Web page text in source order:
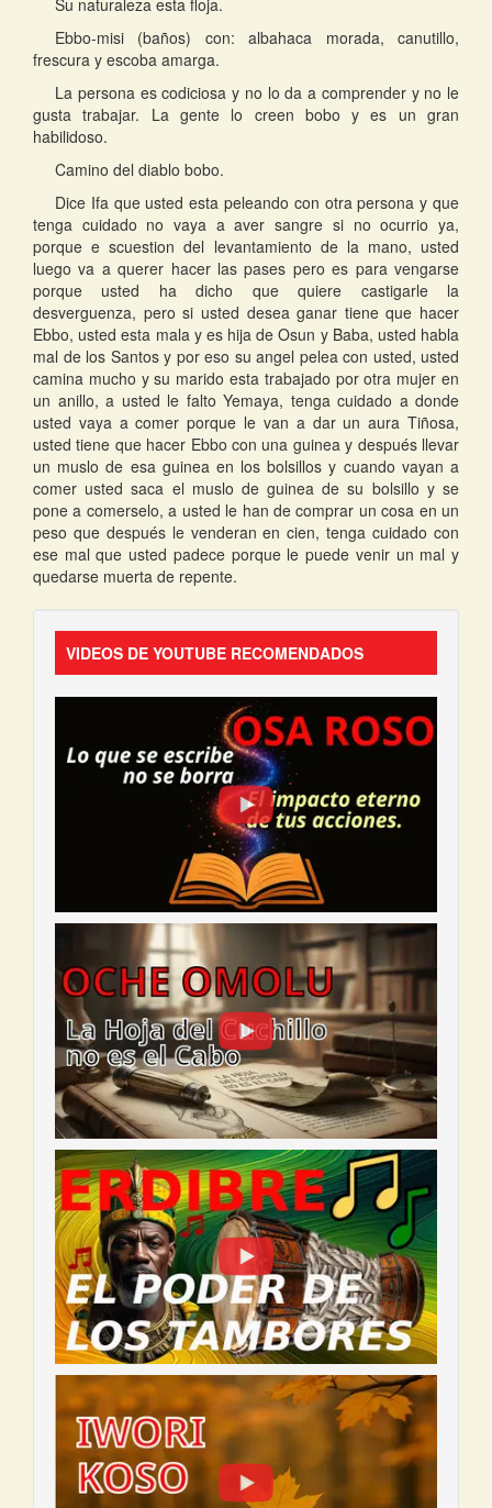
Su naturaleza esta floja.
Ebbo-misi (baños) con: albahaca morada, canutillo,
frescura y escoba amarga.
La persona es codiciosa y no lo da a comprender y no le
gusta trabajar. La gente lo creen bobo y es un gran
habilidoso.
Camino del diablo bobo.
Dice Ifa que usted esta peleando con otra persona y que
tenga cuidado no vaya a aver sangre si no ocurrio ya,
porque e scuestion del levantamiento de la mano, usted
luego va a querer hacer las pases pero es para vengarse
porque usted ha dicho que quiere castigarle la
desverguenza, pero si usted desea ganar tiene que hacer
Ebbo, usted esta mala y es hija de Osun y Baba, usted habla
mal de los Santos y por eso su angel pelea con usted, usted
camina mucho y su marido esta trabajado por otra mujer en
un anillo, a usted le falto Yemaya, tenga cuidado a donde
usted vaya a comer porque le van a dar un aura Tiñosa,
usted tiene que hacer Ebbo con una guinea y después llevar
un muslo de esa guinea en los bolsillos y cuando vayan a
comer usted saca el muslo de guinea de su bolsillo y se
pone a comerselo, a usted le han de comprar un cosa en un
peso que después le venderan en cien, tenga cuidado con
ese mal que usted padece porque le puede venir un mal y
quedarse muerta de repente.
VIDEOS DE YOUTUBE RECOMENDADOS